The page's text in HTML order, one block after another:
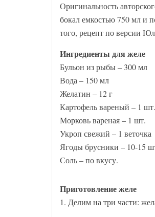
Оригинальность
бокал емкостью 750 мл и
того, рецепт по версии
Ингредиенты для желе
Бульон из рыбы – 300 мл
Вода – 150 мл
Желатин – 12 г
Картофель вареный – 1 шт.
Морковь вареная – 1 шт.
Укроп свежий – 1 веточка
Ягоды брусники – 10-15
Соль – по вкусу.
Приготовление желе
1. Делим на три части: